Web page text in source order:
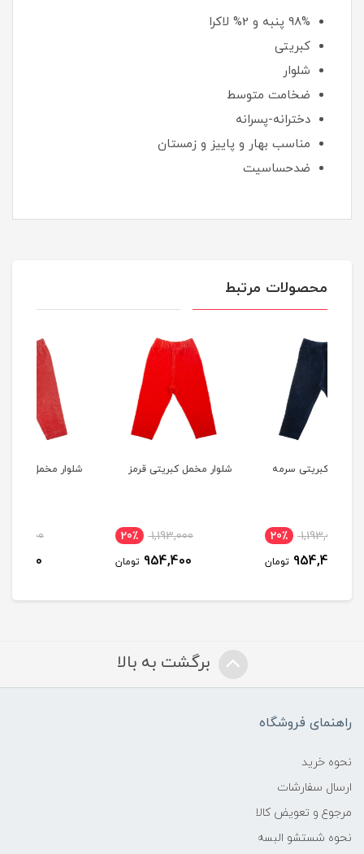
98% پنبه و 2% لاکرا
کبریتی
شلوار
ضخامت متوسط
دخترانه-پسرانه
مناسب بهار و پاییز و زمستان
ضدحساسیت
محصولات مرتبط
شلوار مخمل کبریتی قرمز
1,193,000
954,400
شلوار مخمل کبریتی زرشکی
1,193,000
954,400
برگشت به بالا
راهنمای فروشگاه
نحوه خرید
ارسال سفارشات
مرجوع و تعویض کالا
نحوه شستشو البسه